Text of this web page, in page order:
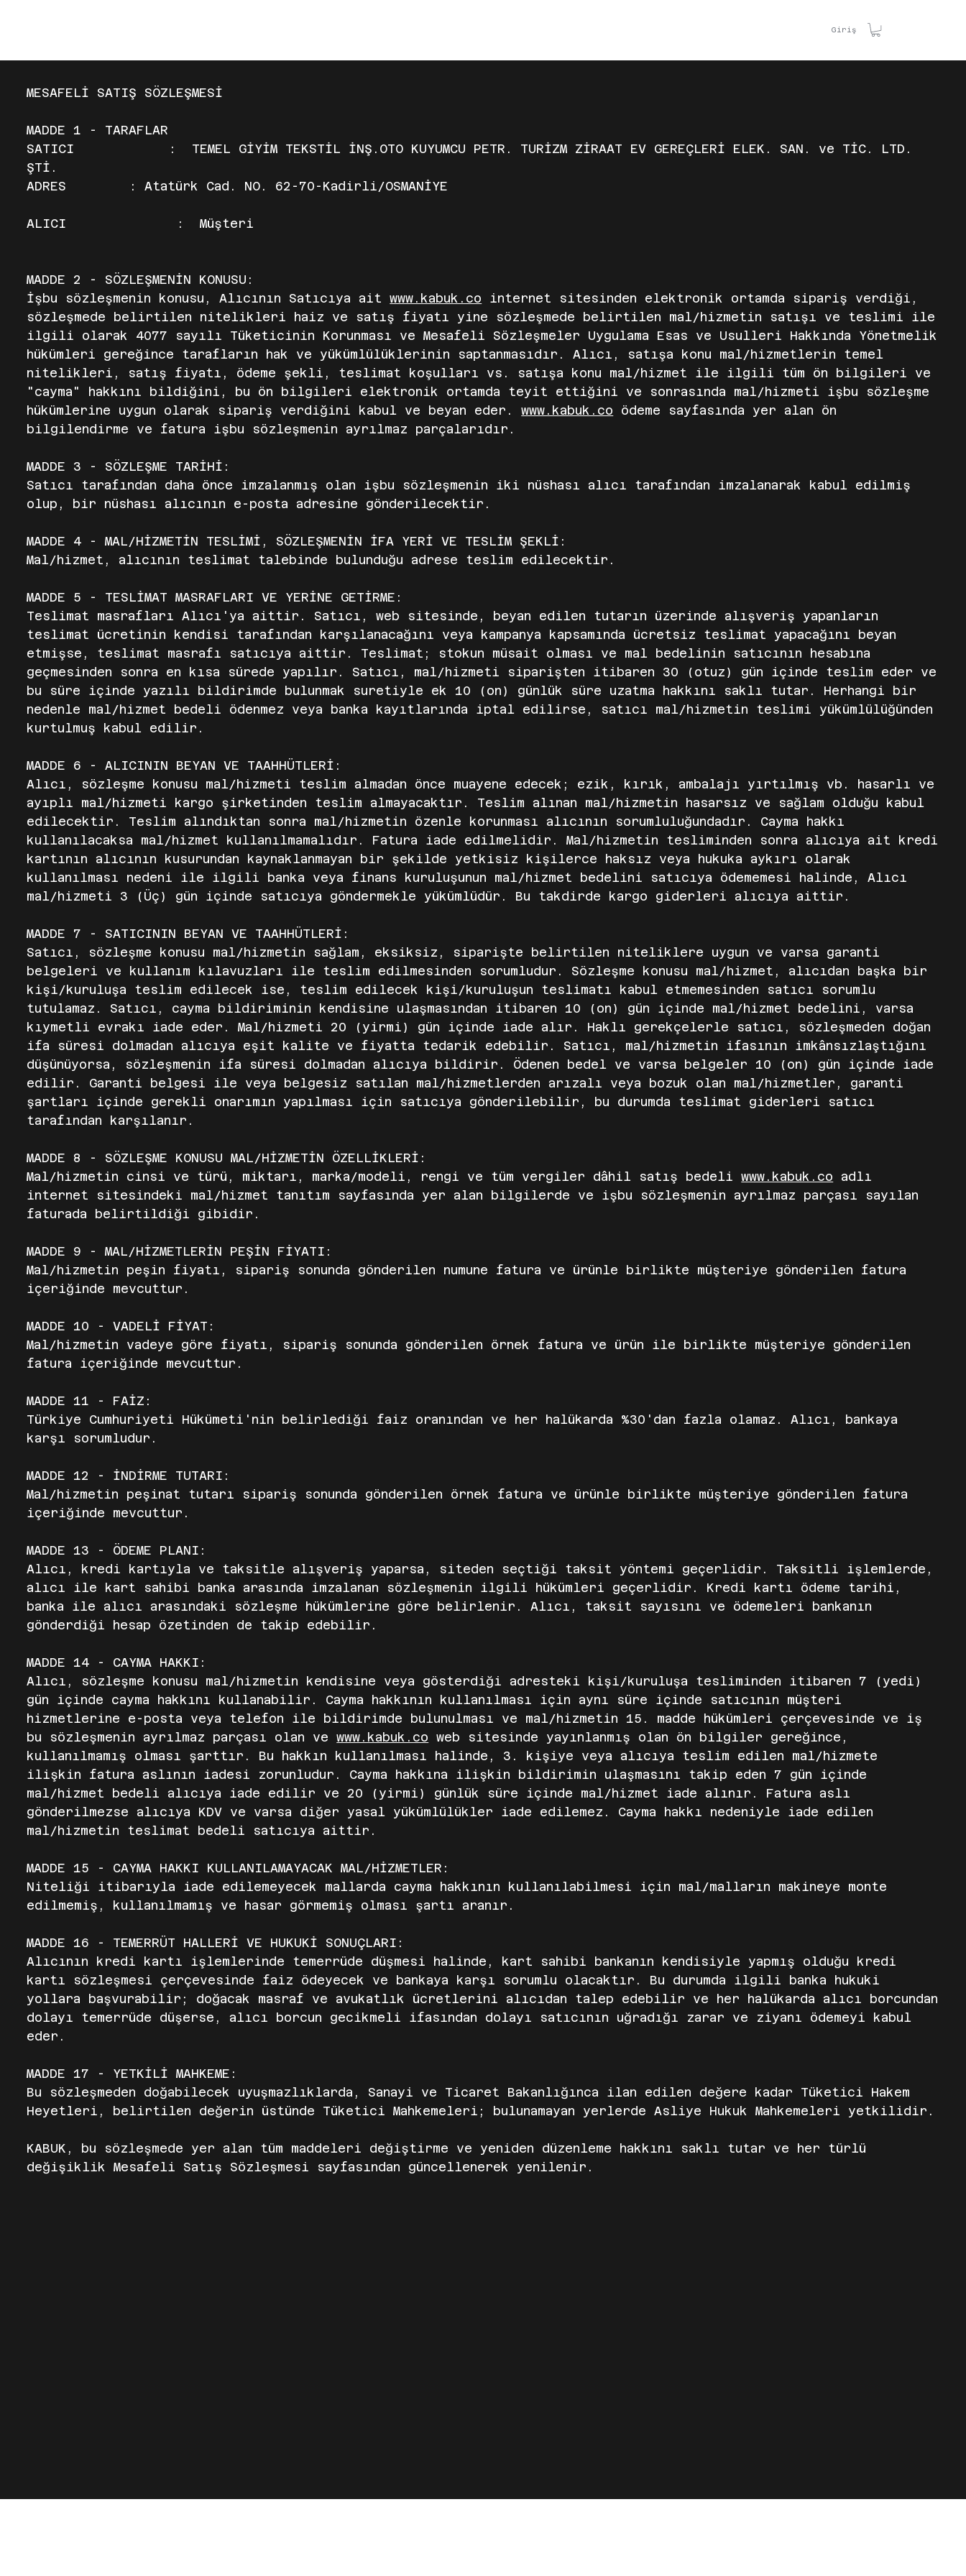
Giriş
MESAFELİ SATIŞ SÖZLEŞMESİ
MADDE 1 - TARAFLAR
SATICI : TEMEL GİYİM TEKSTİL İNŞ.OTO KUYUMCU PETR. TURİZM ZİRAAT EV GEREÇLERİ ELEK. SAN. ve TİC. LTD.
ŞTİ.
ADRES : Atatürk Cad. NO. 62-70-Kadirli/OSMANİYE
ALICI : Müşteri
MADDE 2 - SÖZLEŞMENİN KONUSU:
İşbu sözleşmenin konusu, Alıcının Satıcıya aitwww.kabuk.co internet sitesinden elektronik ortamda sipariş verdiği,
sözleşmede belirtilen nitelikleri haiz ve satış fiyatı yine sözleşmede belirtilen mal/hizmetin satışı ve teslimi ile
ilgili olarak 4077 sayılı Tüketicinin Korunması ve Mesafeli Sözleşmeler Uygulama Esas ve Usulleri Hakkında Yönetmelik
hükümleri gereğince tarafların hak ve yükümlülüklerinin saptanmasıdır. Alıcı, satışa konu mal/hizmetlerin temel
nitelikleri, satış fiyatı, ödeme şekli, teslimat koşulları vs. satışa konu mal/hizmet ile ilgili tüm ön bilgileri ve
"cayma" hakkını bildiğini, bu ön bilgileri elektronik ortamda teyit ettiğini ve sonrasında mal/hizmeti işbu sözleşme
hükümlerine uygun olarak sipariş verdiğini kabul ve beyan eder.www.kabuk.co ödeme sayfasında yer alan ön
bilgilendirme ve fatura işbu sözleşmenin ayrılmaz parçalarıdır.
MADDE 3 - SÖZLEŞME TARİHİ:
Satıcı tarafından daha önce imzalanmış olan işbu sözleşmenin iki nüshası alıcı tarafından imzalanarak kabul edilmiş
olup, bir nüshası alıcının e-posta adresine gönderilecektir.
MADDE 4 - MAL/HİZMETİN TESLİMİ, SÖZLEŞMENİN İFA YERİ VE TESLİM ŞEKLİ:
Mal/hizmet, alıcının teslimat talebinde bulunduğu adrese teslim edilecektir.
MADDE 5 - TESLİMAT MASRAFLARI VE YERİNE GETİRME:
Teslimat masrafları Alıcı'ya aittir. Satıcı, web sitesinde, beyan edilen tutarın üzerinde alışveriş yapanların
teslimat ücretinin kendisi tarafından karşılanacağını veya kampanya kapsamında ücretsiz teslimat yapacağını beyan
etmişse, teslimat masrafı satıcıya aittir. Teslimat; stokun müsait olması ve mal bedelinin satıcının hesabına
geçmesinden sonra en kısa sürede yapılır. Satıcı, mal/hizmeti siparişten itibaren 30 (otuz) gün içinde teslim eder ve
bu süre içinde yazılı bildirimde bulunmak suretiyle ek 10 (on) günlük süre uzatma hakkını saklı tutar. Herhangi bir
nedenle mal/hizmet bedeli ödenmez veya banka kayıtlarında iptal edilirse, satıcı mal/hizmetin teslimi yükümlülüğünden
kurtulmuş kabul edilir.
MADDE 6 - ALICININ BEYAN VE TAAHHÜTLERİ:
Alıcı, sözleşme konusu mal/hizmeti teslim almadan önce muayene edecek; ezik, kırık, ambalajı yırtılmış vb. hasarlı ve
ayıplı mal/hizmeti kargo şirketinden teslim almayacaktır. Teslim alınan mal/hizmetin hasarsız ve sağlam olduğu kabul
edilecektir. Teslim alındıktan sonra mal/hizmetin özenle korunması alıcının sorumluluğundadır. Cayma hakkı
kullanılacaksa mal/hizmet kullanılmamalıdır. Fatura iade edilmelidir. Mal/hizmetin tesliminden sonra alıcıya ait kredi
kartının alıcının kusurundan kaynaklanmayan bir şekilde yetkisiz kişilerce haksız veya hukuka aykırı olarak
kullanılması nedeni ile ilgili banka veya finans kuruluşunun mal/hizmet bedelini satıcıya ödememesi halinde, Alıcı
mal/hizmeti 3 (Üç) gün içinde satıcıya göndermekle yükümlüdür. Bu takdirde kargo giderleri alıcıya aittir.
MADDE 7 - SATICININ BEYAN VE TAAHHÜTLERİ:
Satıcı, sözleşme konusu mal/hizmetin sağlam, eksiksiz, siparişte belirtilen niteliklere uygun ve varsa garanti
belgeleri ve kullanım kılavuzları ile teslim edilmesinden sorumludur. Sözleşme konusu mal/hizmet, alıcıdan başka bir
kişi/kuruluşa teslim edilecek ise, teslim edilecek kişi/kuruluşun teslimatı kabul etmemesinden satıcı sorumlu
tutulamaz. Satıcı, cayma bildiriminin kendisine ulaşmasından itibaren 10 (on) gün içinde mal/hizmet bedelini, varsa
kıymetli evrakı iade eder. Mal/hizmeti 20 (yirmi) gün içinde iade alır. Haklı gerekçelerle satıcı, sözleşmeden doğan
ifa süresi dolmadan alıcıya eşit kalite ve fiyatta tedarik edebilir. Satıcı, mal/hizmetin ifasının imkânsızlaştığını
düşünüyorsa, sözleşmenin ifa süresi dolmadan alıcıya bildirir. Ödenen bedel ve varsa belgeler 10 (on) gün içinde iade
edilir. Garanti belgesi ile veya belgesiz satılan mal/hizmetlerden arızalı veya bozuk olan mal/hizmetler, garanti
şartları içinde gerekli onarımın yapılması için satıcıya gönderilebilir, bu durumda teslimat giderleri satıcı
tarafından karşılanır.
MADDE 8 - SÖZLEŞME KONUSU MAL/HİZMETİN ÖZELLİKLERİ:
Mal/hizmetin cinsi ve türü, miktarı, marka/modeli, rengi ve tüm vergiler dâhil satış bedeliwww.kabuk.co adlı
internet sitesindeki mal/hizmet tanıtım sayfasında yer alan bilgilerde ve işbu sözleşmenin ayrılmaz parçası sayılan
faturada belirtildiği gibidir.
MADDE 9 - MAL/HİZMETLERİN PEŞİN FİYATI:
Mal/hizmetin peşin fiyatı, sipariş sonunda gönderilen numune fatura ve ürünle birlikte müşteriye gönderilen fatura
içeriğinde mevcuttur.
MADDE 10 - VADELİ FİYAT:
Mal/hizmetin vadeye göre fiyatı, sipariş sonunda gönderilen örnek fatura ve ürün ile birlikte müşteriye gönderilen
fatura içeriğinde mevcuttur.
MADDE 11 - FAİZ:
Türkiye Cumhuriyeti Hükümeti'nin belirlediği faiz oranından ve her halükarda %30'dan fazla olamaz. Alıcı, bankaya
karşı sorumludur.
MADDE 12 - İNDİRME TUTARI:
Mal/hizmetin peşinat tutarı sipariş sonunda gönderilen örnek fatura ve ürünle birlikte müşteriye gönderilen fatura
içeriğinde mevcuttur.
MADDE 13 - ÖDEME PLANI:
Alıcı, kredi kartıyla ve taksitle alışveriş yaparsa, siteden seçtiği taksit yöntemi geçerlidir. Taksitli işlemlerde,
alıcı ile kart sahibi banka arasında imzalanan sözleşmenin ilgili hükümleri geçerlidir. Kredi kartı ödeme tarihi,
banka ile alıcı arasındaki sözleşme hükümlerine göre belirlenir. Alıcı, taksit sayısını ve ödemeleri bankanın
gönderdiği hesap özetinden de takip edebilir.
MADDE 14 - CAYMA HAKKI:
Alıcı, sözleşme konusu mal/hizmetin kendisine veya gösterdiği adresteki kişi/kuruluşa tesliminden itibaren 7 (yedi)
gün içinde cayma hakkını kullanabilir. Cayma hakkının kullanılması için aynı süre içinde satıcının müşteri
hizmetlerine e-posta veya telefon ile bildirimde bulunulması ve mal/hizmetin 15. madde hükümleri çerçevesinde ve iş
bu sözleşmenin ayrılmaz parçası olan vewww.kabuk.co web sitesinde yayınlanmış olan ön bilgiler gereğince,
kullanılmamış olması şarttır. Bu hakkın kullanılması halinde, 3. kişiye veya alıcıya teslim edilen mal/hizmete
ilişkin fatura aslının iadesi zorunludur. Cayma hakkına ilişkin bildirimin ulaşmasını takip eden 7 gün içinde
mal/hizmet bedeli alıcıya iade edilir ve 20 (yirmi) günlük süre içinde mal/hizmet iade alınır. Fatura aslı
gönderilmezse alıcıya KDV ve varsa diğer yasal yükümlülükler iade edilemez. Cayma hakkı nedeniyle iade edilen
mal/hizmetin teslimat bedeli satıcıya aittir.
MADDE 15 - CAYMA HAKKI KULLANILAMAYACAK MAL/HİZMETLER:
Niteliği itibarıyla iade edilemeyecek mallarda cayma hakkının kullanılabilmesi için mal/malların makineye monte
edilmemiş, kullanılmamış ve hasar görmemiş olması şartı aranır.
MADDE 16 - TEMERRÜT HALLERİ VE HUKUKİ SONUÇLARI:
Alıcının kredi kartı işlemlerinde temerrüde düşmesi halinde, kart sahibi bankanın kendisiyle yapmış olduğu kredi
kartı sözleşmesi çerçevesinde faiz ödeyecek ve bankaya karşı sorumlu olacaktır. Bu durumda ilgili banka hukuki
yollara başvurabilir; doğacak masraf ve avukatlık ücretlerini alıcıdan talep edebilir ve her halükarda alıcı borcundan
dolayı temerrüde düşerse, alıcı borcun gecikmeli ifasından dolayı satıcının uğradığı zarar ve ziyanı ödemeyi kabul
eder.
MADDE 17 - YETKİLİ MAHKEME:
Bu sözleşmeden doğabilecek uyuşmazlıklarda, Sanayi ve Ticaret Bakanlığınca ilan edilen değere kadar Tüketici Hakem
Heyetleri, belirtilen değerin üstünde Tüketici Mahkemeleri; bulunamayan yerlerde Asliye Hukuk Mahkemeleri yetkilidir.
KABUK, bu sözleşmede yer alan tüm maddeleri değiştirme ve yeniden düzenleme hakkını saklı tutar ve her türlü
değişiklik Mesafeli Satış Sözleşmesi sayfasından güncellenerek yenilenir.